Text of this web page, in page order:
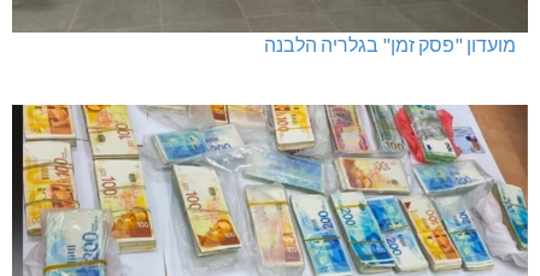
מועדון "פסק זמן" בגלריה הלבנה